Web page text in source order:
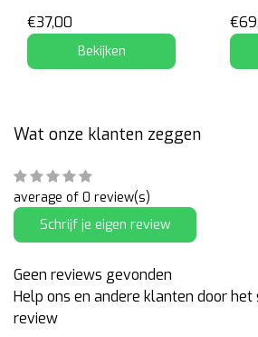
€37,00
Bekijken
Wat onze klanten zeggen
average of 0 review(s)
Schrijf je eigen review
Geen reviews gevonden
Help ons en andere klanten door het
review